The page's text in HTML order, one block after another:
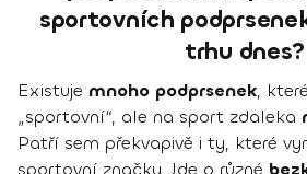
sportovních
trhu dnes?
Existuje mnoho podprsenek,
„sportovní“, ale na sport zdaleka
Patří sem překvapivě i ty, které
sportovní značky. Jde o různé